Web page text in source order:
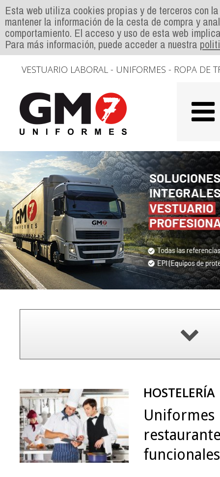
Esta web utiliza cookies propias y de terceros con
mantener la información de la cesta de compra y
comportamiento. El acceso y uso de esta web
Para más información, puede acceder a nuestra
VESTUARIO LABORAL - UNIFORMES - ROPA DE
HOSTELERÍA
Uniformes
funcionales